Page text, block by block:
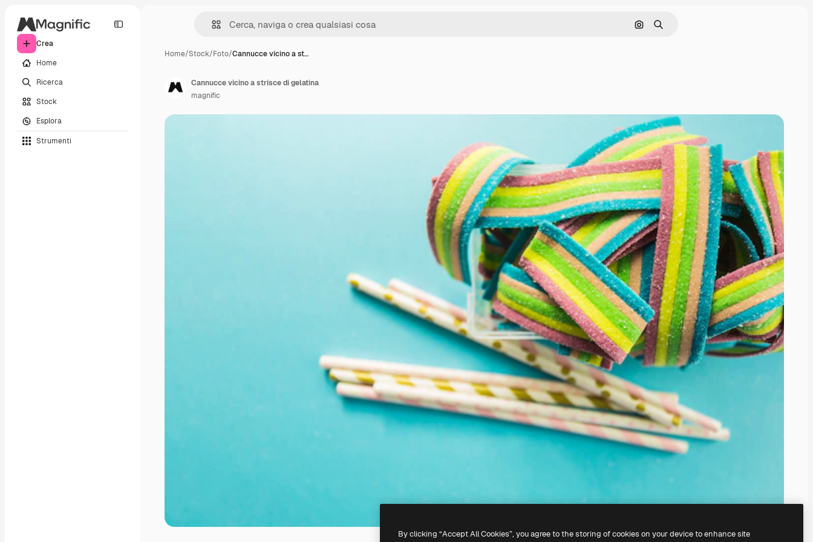
Crea
Home
Ricerca
Stock
Esplora
Strumenti
Cerca per immagine
Ricerca
Home/Stock/Foto/Cannucce vicino a st…
Cannucce vicino a strisce di gelatina
magnific
By clicking “Accept All Cookies”, you agree to the storing of cookies on your device to enhance site